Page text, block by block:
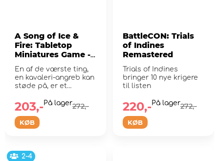
A Song of Ice &
Fire: Tabletop
Miniatures Game -
(Exp.)
En af de værste ting,
en kavaleri-angreb kan
støde på, er et
KØB
272,-
203,- På lager
BattleCON: Trials
of Indines
Remastered
Trials of Indines
bringer 10 nye krigere
til listen
KØB
272,-
220,- På lager
2-4